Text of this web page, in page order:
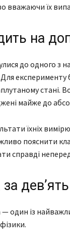
вважаючи їх
на
до одного з
стані.
майже до
їхніх
пояснити
справді
один із